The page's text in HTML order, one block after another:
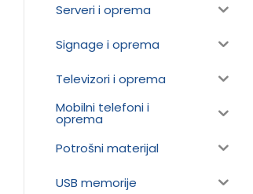
Serveri i oprema
Signage i oprema
Televizori i oprema
Mobilni telefoni i
oprema
Potrošni materijal
USB memorije